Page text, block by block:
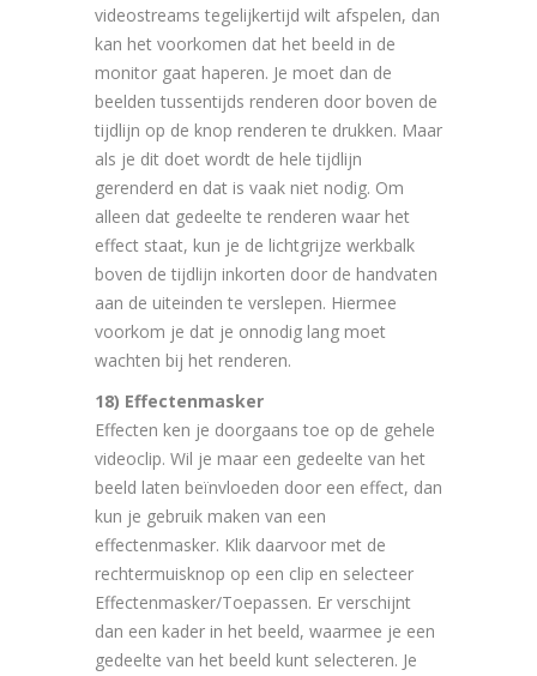
videostreams tegelijkertijd wilt afspelen, dan
kan het voorkomen dat het beeld in de
monitor gaat haperen. Je moet dan de
beelden tussentijds renderen door boven de
tijdlijn op de knop renderen te drukken. Maar
als je dit doet wordt de hele tijdlijn
gerenderd en dat is vaak niet nodig. Om
alleen dat gedeelte te renderen waar het
effect staat, kun je de lichtgrijze werkbalk
boven de tijdlijn inkorten door de handvaten
aan de uiteinden te verslepen. Hiermee
voorkom je dat je onnodig lang moet
wachten bij het renderen.
18) Effectenmasker
Effecten ken je doorgaans toe op de gehele
videoclip. Wil je maar een gedeelte van het
beeld laten beïnvloeden door een effect, dan
kun je gebruik maken van een
effectenmasker. Klik daarvoor met de
rechtermuisknop op een clip en selecteer
Effectenmasker/Toepassen. Er verschijnt
dan een kader in het beeld, waarmee je een
gedeelte van het beeld kunt selecteren. Je